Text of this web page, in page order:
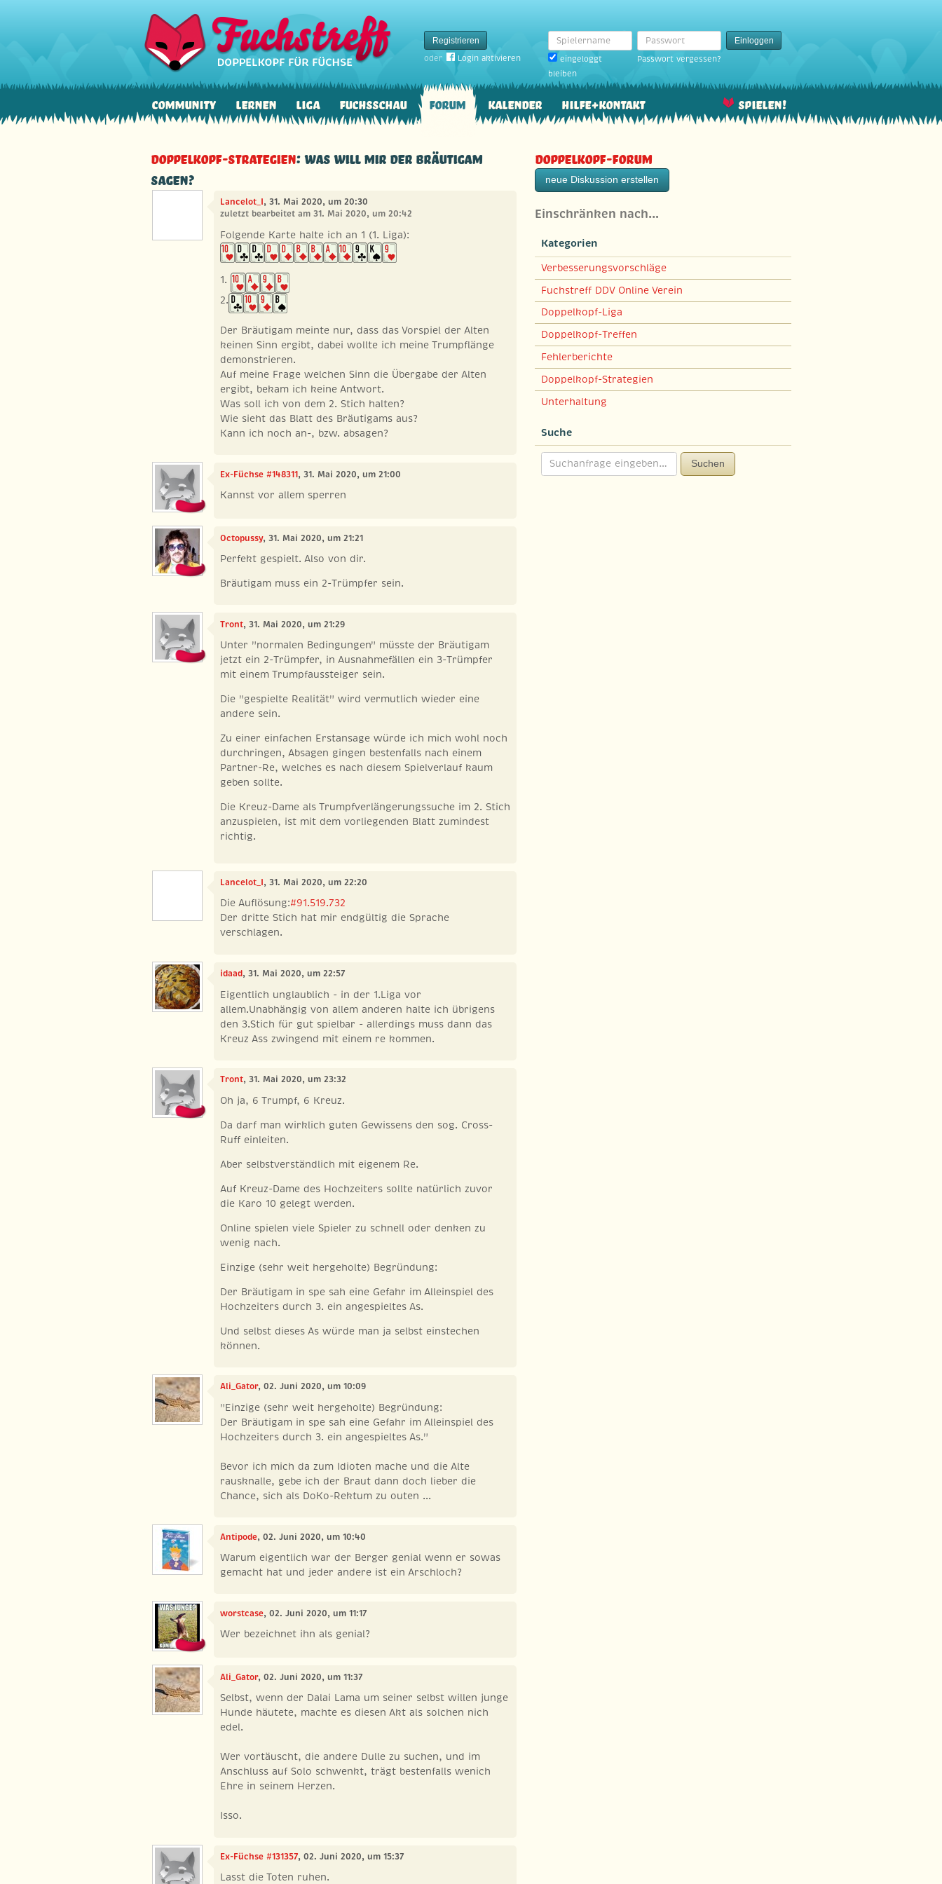
Registrieren
oder
Login aktivieren
Spielername
eingeloggt
bleiben
Passwort
Einloggen
Passwort vergessen?
Community Lernen Liga Fuchsschau Forum Kalender Hilfe+Kontakt Spielen!
Doppelkopf-Strategien: Was will mir der Bräutigam
sagen?
Lancelot_I, 31. Mai 2020, um 20:30
zuletzt bearbeitet am 31. Mai 2020, um 20:42
Folgende Karte halte ich an 1 (1. Liga):
1.
2.
Der Bräutigam meinte nur, dass das Vorspiel der Alten
keinen Sinn ergibt, dabei wollte ich meine Trumpflänge
demonstrieren.
Auf meine Frage welchen Sinn die Übergabe der Alten
ergibt, bekam ich keine Antwort.
Was soll ich von dem 2. Stich halten?
Wie sieht das Blatt des Bräutigams aus?
Kann ich noch an-, bzw. absagen?
Ex-Füchse #148311, 31. Mai 2020, um 21:00
Kannst vor allem sperren
Octopussy, 31. Mai 2020, um 21:21
Perfekt gespielt. Also von dir.
Bräutigam muss ein 2-Trümpfer sein.
Tront, 31. Mai 2020, um 21:29
Unter "normalen Bedingungen" müsste der Bräutigam
jetzt ein 2-Trümpfer, in Ausnahmefällen ein 3-Trümpfer
mit einem Trumpfaussteiger sein.
Die "gespielte Realität" wird vermutlich wieder eine
andere sein.
Zu einer einfachen Erstansage würde ich mich wohl noch
durchringen, Absagen gingen bestenfalls nach einem
Partner-Re, welches es nach diesem Spielverlauf kaum
geben sollte.
Die Kreuz-Dame als Trumpfverlängerungssuche im 2. Stich
anzuspielen, ist mit dem vorliegenden Blatt zumindest
richtig.
Lancelot_I, 31. Mai 2020, um 22:20
Die Auflösung:#91.519.732
Der dritte Stich hat mir endgültig die Sprache
verschlagen.
idaad, 31. Mai 2020, um 22:57
Eigentlich unglaublich - in der 1.Liga vor
allem.Unabhängig von allem anderen halte ich übrigens
den 3.Stich für gut spielbar - allerdings muss dann das
Kreuz Ass zwingend mit einem re kommen.
Tront, 31. Mai 2020, um 23:32
Oh ja, 6 Trumpf, 6 Kreuz.
Da darf man wirklich guten Gewissens den sog. Cross-
Ruff einleiten.
Aber selbstverständlich mit eigenem Re.
Auf Kreuz-Dame des Hochzeiters sollte natürlich zuvor
die Karo 10 gelegt werden.
Online spielen viele Spieler zu schnell oder denken zu
wenig nach.
Einzige (sehr weit hergeholte) Begründung:
Der Bräutigam in spe sah eine Gefahr im Alleinspiel des
Hochzeiters durch 3. ein angespieltes As.
Und selbst dieses As würde man ja selbst einstechen
können.
Ali_Gator, 02. Juni 2020, um 10:09
"Einzige (sehr weit hergeholte) Begründung:
Der Bräutigam in spe sah eine Gefahr im Alleinspiel des
Hochzeiters durch 3. ein angespieltes As."
Bevor ich mich da zum Idioten mache und die Alte
rausknalle, gebe ich der Braut dann doch lieber die
Chance, sich als DoKo-Rektum zu outen ...
Antipode, 02. Juni 2020, um 10:40
Warum eigentlich war der Berger genial wenn er sowas
gemacht hat und jeder andere ist ein Arschloch?
worstcase, 02. Juni 2020, um 11:17
Wer bezeichnet ihn als genial?
Ali_Gator, 02. Juni 2020, um 11:37
Selbst, wenn der Dalai Lama um seiner selbst willen junge
Hunde häutete, machte es diesen Akt als solchen nich
edel.
Wer vortäuscht, die andere Dulle zu suchen, und im
Anschluss auf Solo schwenkt, trägt bestenfalls wenich
Ehre in seinem Herzen.
Isso.
Ex-Füchse #131357, 02. Juni 2020, um 15:37
Lasst die Toten ruhen.
Doppelkopf-Forum
neue Diskussion erstellen
Einschränken nach…
Kategorien
Verbesserungsvorschläge
Fuchstreff DDV Online Verein
Doppelkopf-Liga
Doppelkopf-Treffen
Fehlerberichte
Doppelkopf-Strategien
Unterhaltung
Suche
Suchen